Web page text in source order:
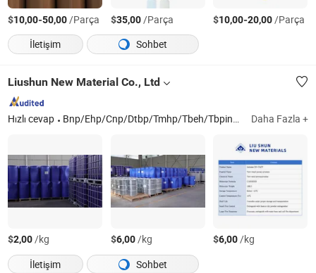
$10,00-50,00/Parça $35,00/Parça $10,00-20,00/Parça
İletişim
Sohbet
Liushun New Material Co., Ltd
Hızlı cevap Bnp/Ehp/Cnp/Dtbp/Tmhp/Tbeh/Tbpin/Eep/Tapp/121/, PP/PE/Pk/Naylon Daha Fazla +
$2,00/kg $6,00/kg $6,00/kg
İletişim
Sohbet